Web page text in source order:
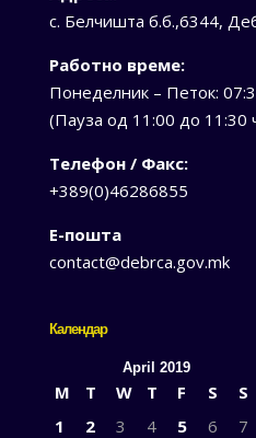
с. Белчишта б.б.,6344,
Работно време:
Понеделник – Петок:
(Пауза од 11:00 до 11:30
Телефон / Факс:
+389(0)46286855
Е-пошта
contact@debrca.gov.mk
Календар
April 2019
M T W T F S
S
1
2 3 4 5 6
7